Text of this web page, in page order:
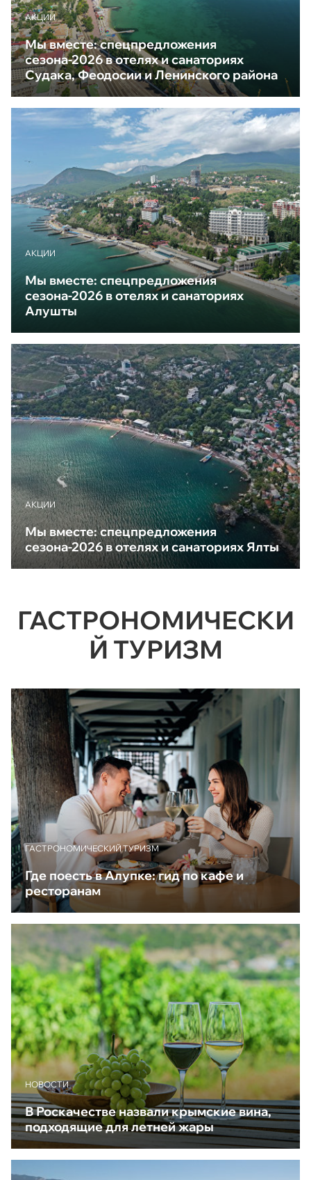
АКЦИИ
Мы вместе: спецпредложения
сезона-2026 в отелях и санаториях
Судака, Феодосии и Ленинского района
АКЦИИ
Мы вместе: спецпредложения
сезона-2026 в отелях и санаториях
Алушты
АКЦИИ
Мы вместе: спецпредложения
сезона-2026 в отелях и санаториях Ялты
ГАСТРОНОМИЧЕСКИ
Й ТУРИЗМ
ГАСТРОНОМИЧЕСКИЙ ТУРИЗМ
Где поесть в Алупке: гид по кафе и
ресторанам
НОВОСТИ
В Роскачестве назвали крымские вина,
подходящие для летней жары